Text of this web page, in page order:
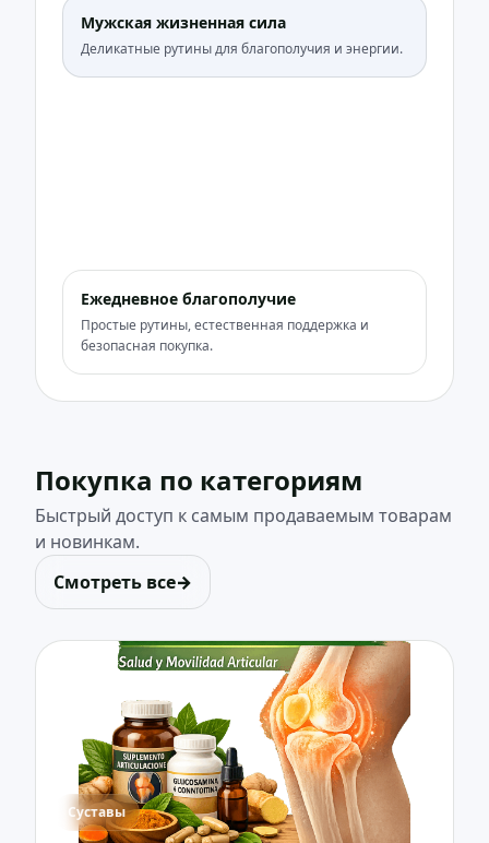
Мужская жизненная сила
Деликатные рутины для благополучия и энергии.
Ежедневное благополучие
Простые рутины, естественная поддержка и
безопасная покупка.
Покупка по категориям
Быстрый доступ к самым продаваемым товарам
и новинкам.
Смотреть все→
Суставы